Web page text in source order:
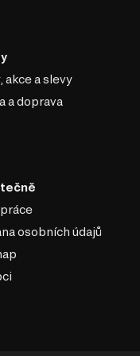
použití.
tónované sklo
nebo tónované do
pro jakýkoliv styl
pro tvorbu
dodá prostoru
akce a slevy
a doprava
osobních údajů